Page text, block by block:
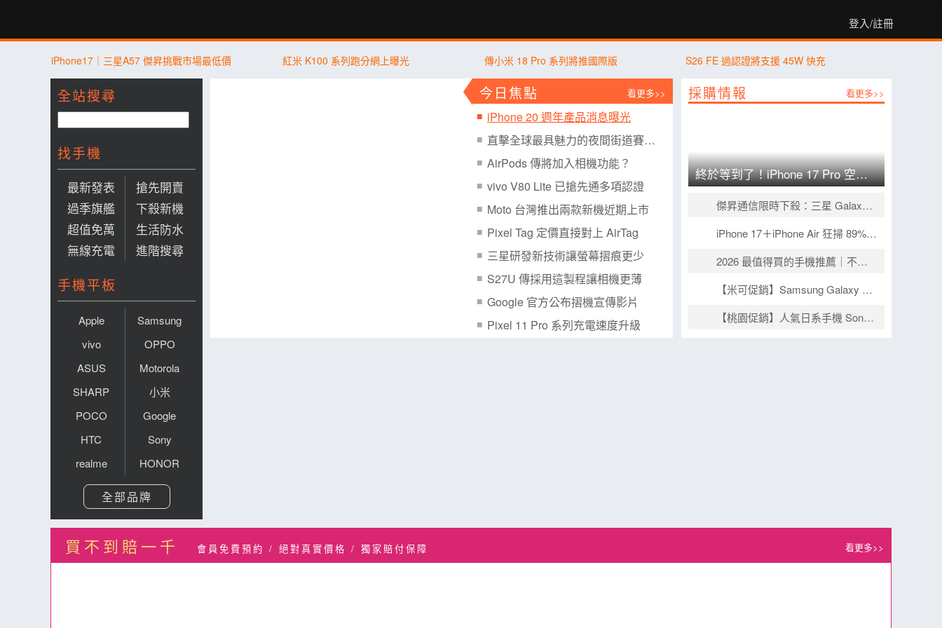
登入/註冊
評測 討論 產品 買賣 登入 行動版
iPhone17｜三星A57 傑昇挑戰市場最低價 紅米 K100 系列跑分網上曝光 傳小米 18 Pro 系列將推國際版 S26 FE 過認證將支援 45W 快充
全站搜尋
找手機
最新發表
搶先開賣
過季旗艦
下殺新機
超值免萬
生活防水
無線充電
進階搜尋
手機平板
Apple
Samsung
vivo
OPPO
ASUS
Motorola
SHARP
小米
POCO
Google
HTC
Sony
realme
HONOR
全部品牌
今日焦點 看更多>>
iPhone 20 週年產品消息曝光
直擊全球最具魅力的夜間街道賽！F1 新加坡大獎賽 Audi 極速之旅即日起開放報名
AirPods 傳將加入相機功能？
vivo V80 Lite 已搶先通多項認證
Moto 台灣推出兩款新機近期上市
Pixel Tag 定價直接對上 AirTag
三星研發新技術讓螢幕摺痕更少
S27U 傳採用這製程讓相機更薄
Google 官方公布摺機宣傳影片
Pixel 11 Pro 系列充電速度升級
採購情報 看更多>>
終於等到了！iPhone 17 Pro 空機價曝光 三星 Galaxy S26+ 狂降近 8 千
傑昇通信限時下殺：三星 Galaxy S26+ (12G/256G) 只要 $29,990 元！(8/6-8/9)
iPhone 17＋iPhone Air 狂掃 89% 市佔！空機價跳水 9,410 元引爆尾盤買氣
2026 最值得買的手機推薦｜不同預算怎麼選？5 款熱門手機完整比較
【米可促銷】Samsung Galaxy A57 價格破盤！米可手機館限時 $13,890 (8/4~8/6)
【桃園促銷】人氣日系手機 Sony Xperia 1 VII 256G/512G，現貨特價 34,590 元起有夠划算！(8/4~8/10)
買不到賠一千 會員免費預約 / 絕對真實價格 / 獨家賠付保障 看更多>>